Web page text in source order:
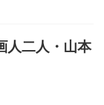
人二人・山本